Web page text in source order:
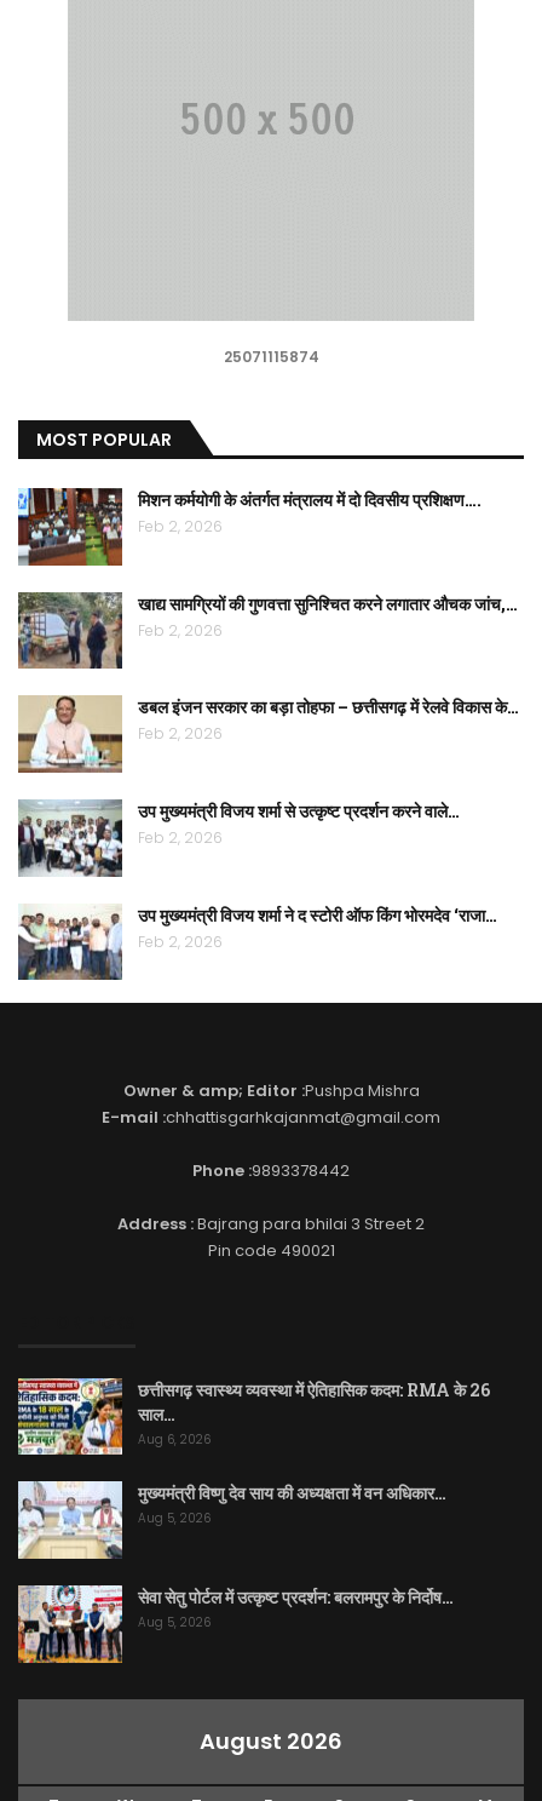
25071115874
MOST POPULAR
मिशन कर्मयोगी के अंतर्गत मंत्रालय में दो दिवसीय प्रशिक्षण….
Feb 2, 2026
खाद्य सामग्रियों की गुणवत्ता सुनिश्चित करने लगातार औचक जांच,…
Feb 2, 2026
डबल इंजन सरकार का बड़ा तोहफा – छत्तीसगढ़ में रेलवे विकास के…
Feb 2, 2026
उप मुख्यमंत्री विजय शर्मा से उत्कृष्ट प्रदर्शन करने वाले…
Feb 2, 2026
उप मुख्यमंत्री विजय शर्मा ने द स्टोरी ऑफ किंग भोरमदेव ‘राजा…
Feb 2, 2026
Owner & amp; Editor :Pushpa Mishra
E-mail :chhattisgarhkajanmat@gmail.com
Phone :9893378442
Address :Bajrang para bhilai 3 Street 2
Pin code 490021
छत्तीसगढ़ स्वास्थ्य व्यवस्था में ऐतिहासिक कदम: RMA के 26
साल…
Aug 6, 2026
मुख्यमंत्री विष्णु देव साय की अध्यक्षता में वन अधिकार…
Aug 5, 2026
सेवा सेतु पोर्टल में उत्कृष्ट प्रदर्शन: बलरामपुर के निर्दोष…
Aug 5, 2026
August 2026